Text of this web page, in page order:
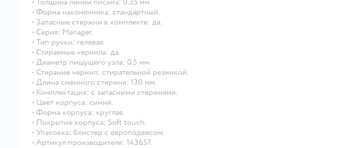
• Форма наконечника: стандартный.
• Запасные стержни в комплекте: да.
• Серия: Manager.
• Тип ручки: гелевая.
• Стираемые чернила: да.
• Диаметр пишущего узла: 0.5 мм.
• Стирание чернил: стирательной резинкой.
• Длина сменного стержня: 130 мм.
• Комплектация: с запасными стержнями.
• Цвет корпуса: синий.
• Форма корпуса: круглая.
• Покрытие корпуса: Soft touch.
• Упаковка: блистер с европодвесом.
• Артикул производителя: 143657.